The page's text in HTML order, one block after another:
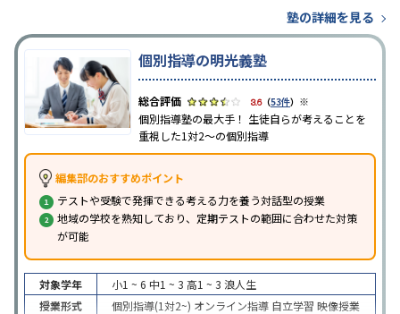
塾の詳細を見る
個別指導の明光義塾
3.6（53件） ※
個別指導塾の最大手！ 生徒自らが考えることを
重視した1対2〜の個別指導
編集部のおすすめポイント
テストや受験で発揮できる考える力を養う対話型の授業
地域の学校を熟知しており、定期テストの範囲に合わせた対策
が可能
対象学年 小1 ~ 6 中1 ~ 3 高1 ~ 3 浪人生
授業形式
個別指導(1対2~) オンライン指導 自立学習 映像授業